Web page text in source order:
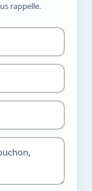
rappelle.